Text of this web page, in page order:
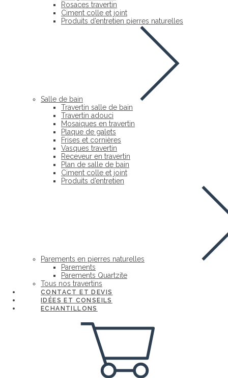
Rosaces travertin
Ciment colle et joint
Produits d’entretien pierres naturelles
Salle de bain
Travertin salle de bain
Travertin adouci
Mosaiques en travertin
Plaque de galets
Frises et cornières
Vasques travertin
Receveur en travertin
Plan de salle de bain
Ciment colle et joint
Produits d’entretien
Parements en pierres naturelles
Parements
Parements Quartzite
Tous nos travertins
CONTACT ET DEVIS
IDÉES ET CONSEILS
ECHANTILLONS